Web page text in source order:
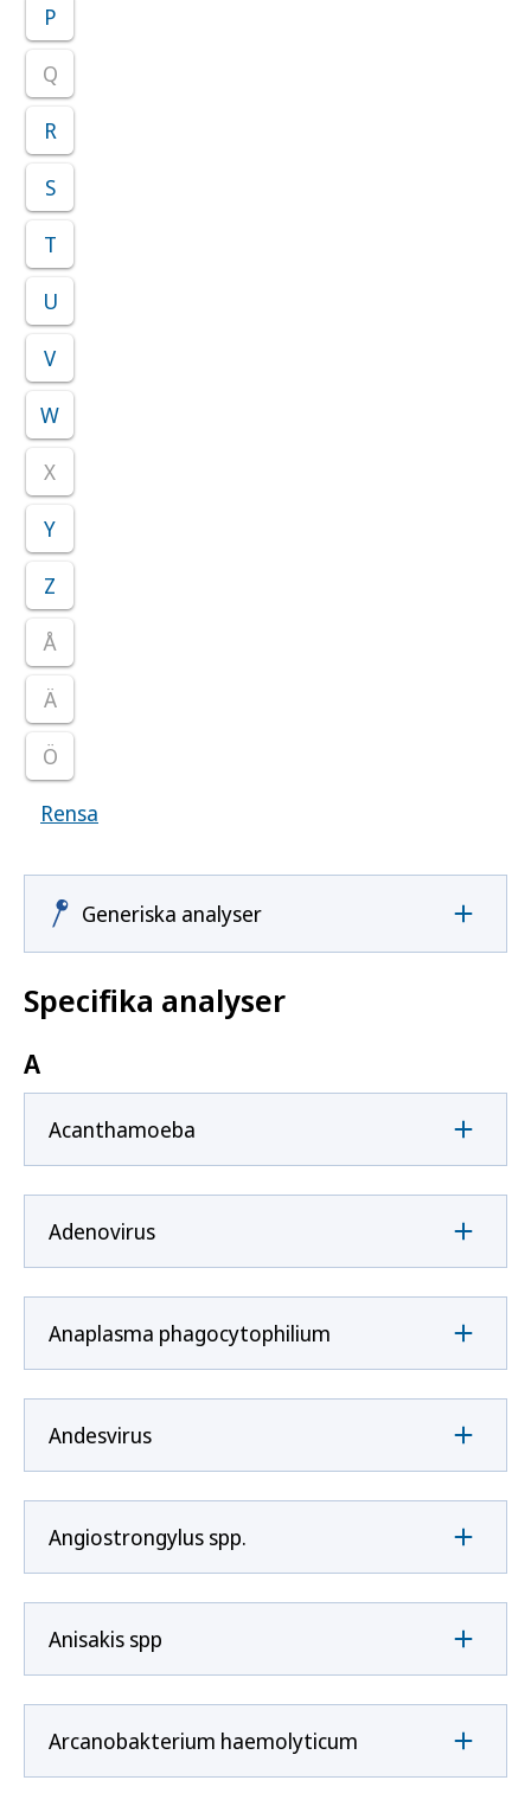
P
Q
R
S
T
U
V
W
X
Y
Z
Å
Ä
Ö
Rensa
Generiska analyser
Specifika analyser
A
Acanthamoeba
Adenovirus
Anaplasma phagocytophilium
Andesvirus
Angiostrongylus spp.
Anisakis spp
Arcanobakterium haemolyticum